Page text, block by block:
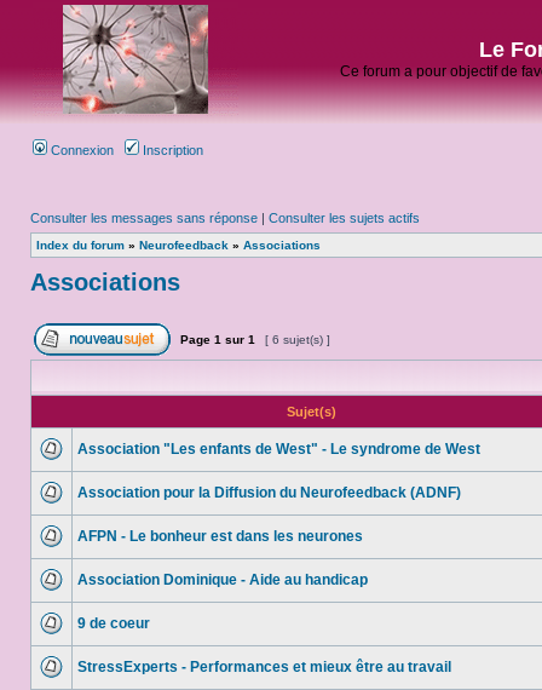
Le
Ce forum a pour objectif de
Connexion Inscription
Consulter les messages sans réponse | Consulter les sujets actifs
Index du forum » Neurofeedback » Associations
Associations
Page 1 sur 1 [ 6 sujet(s) ]
Sujet(s)
Association "Les enfants de West" - Le syndrome de West
Association pour la Diffusion du Neurofeedback (ADNF)
AFPN - Le bonheur est dans les neurones
Association Dominique - Aide au handicap
9 de coeur
StressExperts - Performances et mieux être au travail